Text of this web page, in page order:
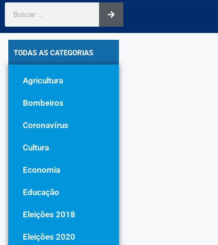
TODAS AS CATEGORIAS
Agricultura
Bombeiros
Coronavírus
Cultura
Economia
Educação
Eleições 2018
Eleições 2020